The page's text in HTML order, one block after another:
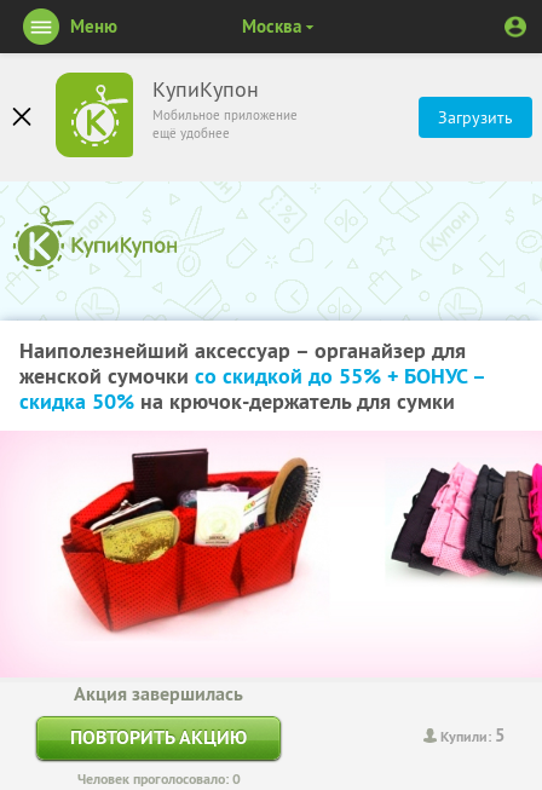
КупиКупон
Мобильное приложение
ещё удобнее
Загрузить
Меню Москва
Наиполезнейший аксессуар – органайзер для
женской сумочки со скидкой до 55% + БОНУС –
скидка 50% на крючок-держатель для сумки
Купили: 5
Акция завершилась
ПОВТОРИТЬ АКЦИЮ
Человек проголосовало: 0